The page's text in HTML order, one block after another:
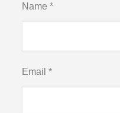
Name*
Email*